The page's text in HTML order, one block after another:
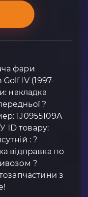
фари
IV (1997-
накладка
?
1J0955109A
ID товару:
: ?
відправка по
?
з